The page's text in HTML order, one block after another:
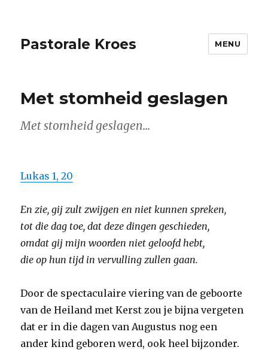
Pastorale Kroes MENU
Met stomheid geslagen
Met stomheid geslagen...
Lukas 1, 20
En zie, gij zult zwijgen en niet kunnen spreken,
tot die dag toe, dat deze dingen geschieden,
omdat gij mijn woorden niet geloofd hebt,
die op hun tijd in vervulling zullen gaan.
Door de spectaculaire viering van de geboorte
van de Heiland met Kerst zou je bijna vergeten
dat er in die dagen van Augustus nog een
ander kind geboren werd, ook heel bijzonder.